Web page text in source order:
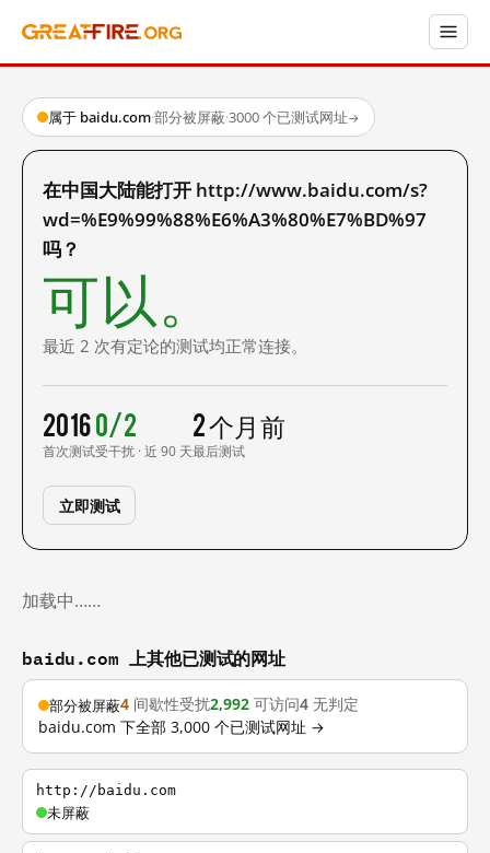
属于 baidu.com·部分被屏蔽·3000 个已测试网址→
在中国大陆能打开 http://www.baidu.com/s?
wd=%E9%99%88%E6%A3%80%E7%BD%97
吗？
可以。
最近 2 次有定论的测试均正常连接。
2016
首次测试
0/2
受干扰 · 近 90 天
2 个月前
最后测试
立即测试
加载中……
baidu.com 上其他已测试的网址
部分被屏蔽4 间歇性受扰2,992 可访问4 无判定
baidu.com 下全部 3,000 个已测试网址 →
http://baidu.com
未屏蔽